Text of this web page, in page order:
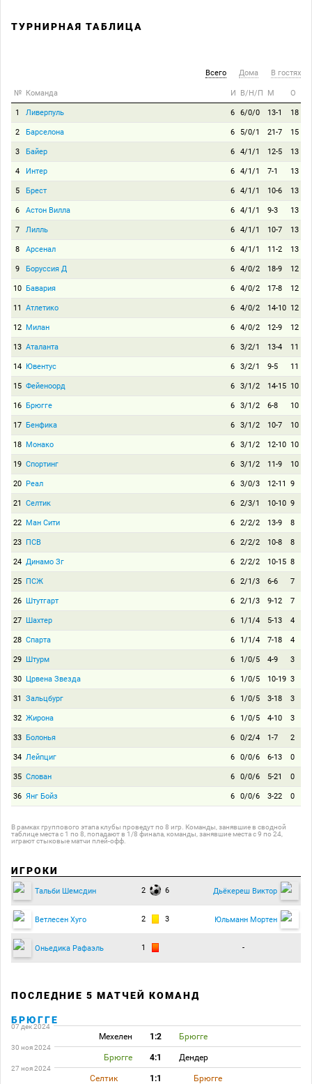
ТУРНИРНАЯ ТАБЛИЦА
Всего Дома В гостях
№ Команда И В/Н/П М О
1 Ливерпуль 6 6/0/0 13-1 18
2 Барселона 6 5/0/1 21-7 15
3 Байер 6 4/1/1 12-5 13
4 Интер 6 4/1/1 7-1 13
5 Брест 6 4/1/1 10-6 13
6 Астон Вилла 6 4/1/1 9-3 13
7 Лилль 6 4/1/1 10-7 13
8 Арсенал 6 4/1/1 11-2 13
9 Боруссия Д 6 4/0/2 18-9 12
10 Бавария 6 4/0/2 17-8 12
11 Атлетико 6 4/0/2 14-10 12
12 Милан 6 4/0/2 12-9 12
13 Аталанта 6 3/2/1 13-4 11
14 Ювентус 6 3/2/1 9-5 11
15 Фейеноорд 6 3/1/2 14-15 10
16 Брюгге 6 3/1/2 6-8 10
17 Бенфика 6 3/1/2 10-7 10
18 Монако 6 3/1/2 12-10 10
19 Спортинг 6 3/1/2 11-9 10
20 Реал 6 3/0/3 12-11 9
21 Селтик 6 2/3/1 10-10 9
22 Ман Сити 6 2/2/2 13-9 8
23 ПСВ 6 2/2/2 10-8 8
24 Динамо Зг 6 2/2/2 10-15 8
25 ПСЖ 6 2/1/3 6-6 7
26 Штутгарт 6 2/1/3 9-12 7
27 Шахтер 6 1/1/4 5-13 4
28 Спарта 6 1/1/4 7-18 4
29 Штурм 6 1/0/5 4-9 3
30 Црвена Звезда 6 1/0/5 10-19 3
31 Зальцбург 6 1/0/5 3-18 3
32 Жирона 6 1/0/5 4-10 3
33 Болонья 6 0/2/4 1-7 2
34 Лейпциг 6 0/0/6 6-13 0
35 Слован 6 0/0/6 5-21 0
36 Янг Бойз 6 0/0/6 3-22 0
В рамках группового этапа клубы проведут по 8 игр. Команды, занявшие в сводной
таблице места с 1 по 8, попадают в 1/8 финала, команды, занявшие места с 9 по 24,
играют стыковые матчи плей-офф.
ИГРОКИ
Тальби Шемсдин 2 6 Дьёкереш Виктор
Ветлесен Хуго 2 3 Юльманн Мортен
Оньедика Рафаэль 1 -
ПОСЛЕДНИЕ 5 МАТЧЕЙ КОМАНД
БРЮГГЕ
07 дек 2024
Мехелен 1:2 Брюгге
30 ноя 2024
Брюгге 4:1 Дендер
27 ноя 2024
Селтик 1:1 Брюгге